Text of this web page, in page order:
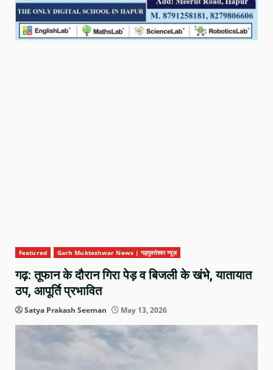
Featured Garh Mukteshwar News | गढ़मुक्तेश्वर न्यूज़
गढ़: तूफान के दौरान गिरा पेड़ व बिजली के खंभे, यातायात
ठप, आपूर्ति प्रभावित
Satya Prakash Seeman May 13, 2026